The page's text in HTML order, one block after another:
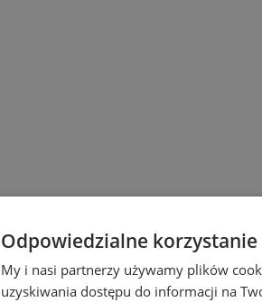
Odpowiedzialne korzystanie
My i nasi partnerzy używamy plików
uzyskiwania dostępu do informacji na